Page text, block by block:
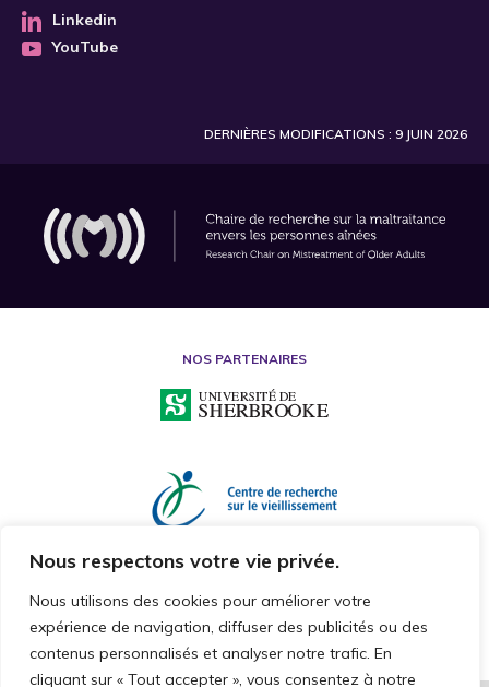
Nous respectons votre vie privée.
Nous utilisons des cookies pour améliorer votre
expérience de navigation, diffuser des publicités ou des
contenus personnalisés et analyser notre trafic. En
cliquant sur « Tout accepter », vous consentez à notre
Linkedin
YouTube
DERNIÈRES MODIFICATIONS : 9 JUIN 2026
NOS PARTENAIRES